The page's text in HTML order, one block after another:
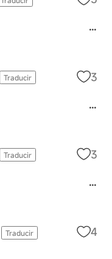
Traducir 3
Traducir 3
Traducir 4